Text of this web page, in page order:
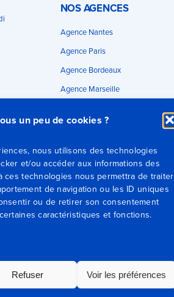
un peu de cookies ?
nous utilisons des technologies
et/ou accéder aux informations des
ces technologies nous permettra de traiter
de navigation ou les ID uniques
ou de retirer son consentement
caractéristiques et fonctions.
Refuser Voir les préférences
NOS AGENCES
Agence Nantes
Agence Paris
Agence Bordeaux
Agence Marseille
droits réservés
de confidentialité CGU